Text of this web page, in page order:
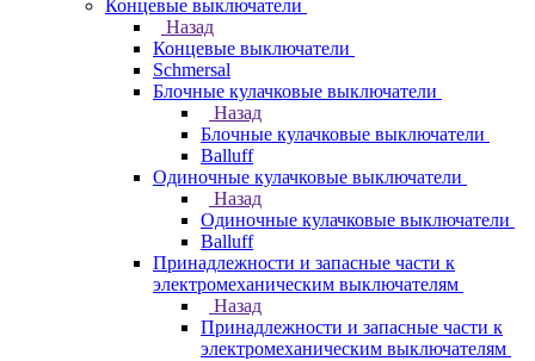
Концевые выключатели
Назад
Концевые выключатели
Schmersal
Блочные кулачковые выключатели
Назад
Блочные кулачковые выключатели
Balluff
Одиночные кулачковые выключатели
Назад
Одиночные кулачковые выключатели
Balluff
Принадлежности и запасные части к
электромеханическим выключателям
Назад
Принадлежности и запасные части к
электромеханическим выключателям